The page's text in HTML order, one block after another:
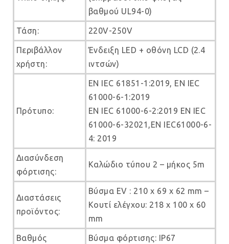
βαθμού UL94-0)
Τάση: 220V-250V
Περιβάλλον
χρήστη:
Ένδειξη LED + οθόνη LCD (2.4
ιντσών)
Πρότυπο:
EN IEC 61851-1:2019, EN IEC
61000-6-1:2019
EN IEC 61000-6-2:2019 EN IEC
61000-6-32021,EN IEC61000-6-
4: 2019
Διασύνδεση
φόρτισης:
Καλώδιο τύπου 2 – μήκος 5m
Διαστάσεις
προϊόντος:
Βύσμα EV : 210 x 69 x 62 mm –
Κουτί ελέγχου: 218 x 100 x 60
mm
Βαθμός
Βύσμα φόρτισης: IP67